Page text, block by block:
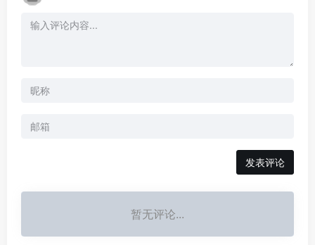
发表评论
暂无评论...